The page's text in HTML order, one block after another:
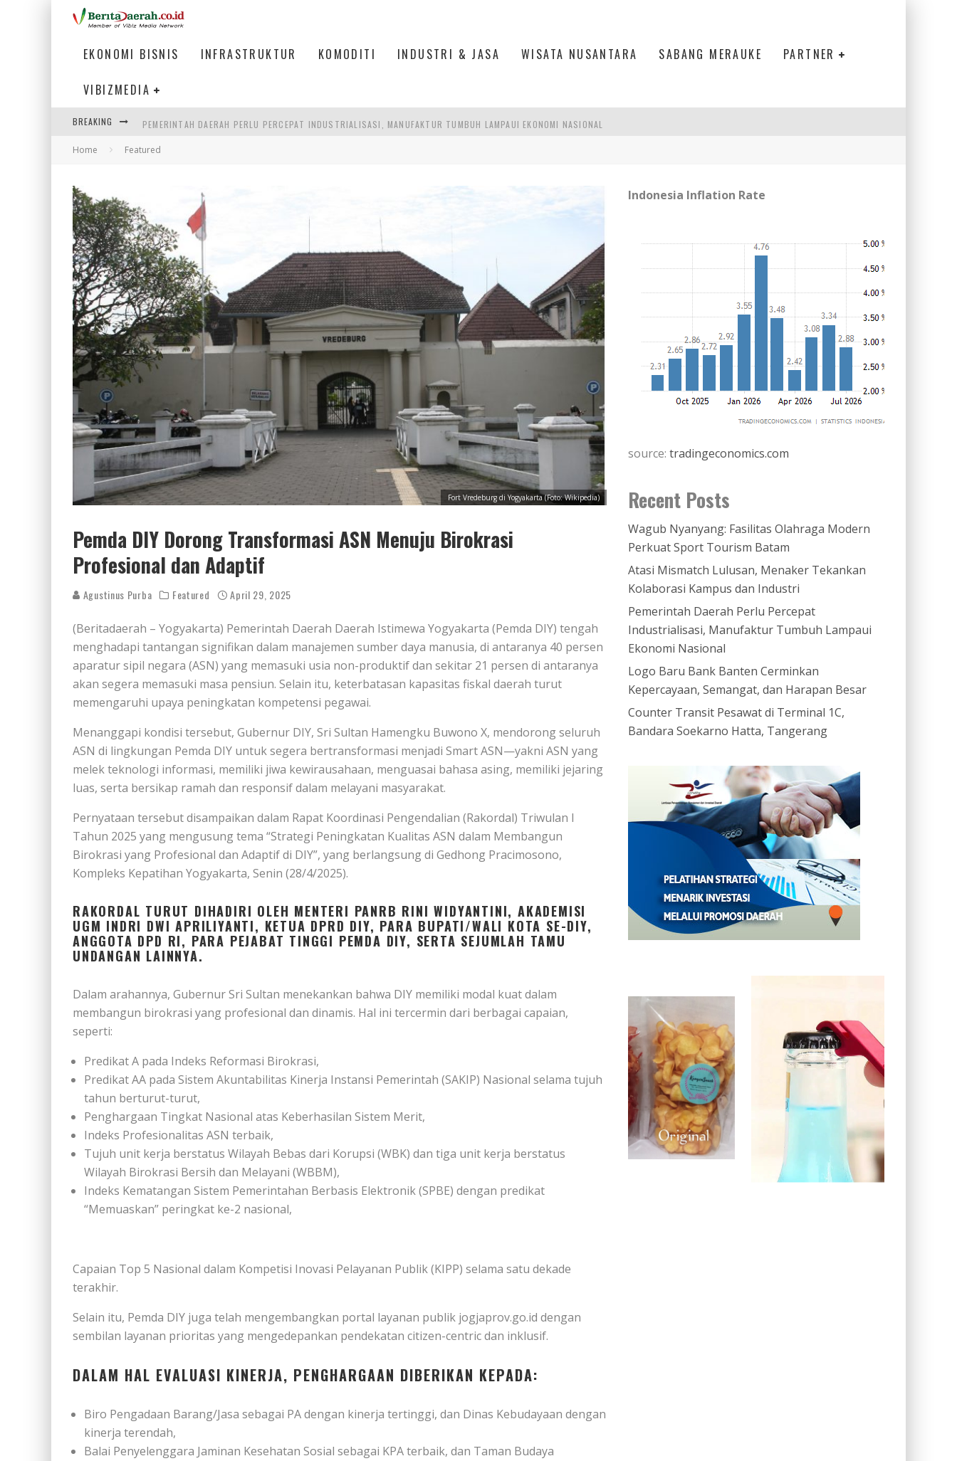
EKONOMI BISNIS INFRASTRUKTUR KOMODITI INDUSTRI & JASA WISATA NUSANTARA SABANG MERAUKE PARTNER
VIBIZMEDIA
BREAKING PEMERINTAH DAERAH PERLU PERCEPAT INDUSTRIALISASI, MANUFAKTUR TUMBUH LAMPAUI EKONOMI NASIONAL
LOGO BARU BANK BANTEN CERMINKAN KEPERCAYAAN, SEMANGAT, DAN HARAPAN BESAR
ATASI MISMATCH LULUSAN, MENAKER TEKANKAN KOLABORASI KAMPUS DAN INDUSTRI
Home Featured
Fort Vredeburg di Yogyakarta (Foto: Wikipedia)
Pemda DIY Dorong Transformasi ASN Menuju Birokrasi
Profesional dan Adaptif
Agustinus Purba Featured April 29, 2025
(Beritadaerah – Yogyakarta) Pemerintah Daerah Daerah Istimewa Yogyakarta (Pemda DIY) tengah
menghadapi tantangan signifikan dalam manajemen sumber daya manusia, di antaranya 40 persen
aparatur sipil negara (ASN) yang memasuki usia non-produktif dan sekitar 21 persen di antaranya
akan segera memasuki masa pensiun. Selain itu, keterbatasan kapasitas fiskal daerah turut
memengaruhi upaya peningkatan kompetensi pegawai.
Menanggapi kondisi tersebut, Gubernur DIY, Sri Sultan Hamengku Buwono X, mendorong seluruh
ASN di lingkungan Pemda DIY untuk segera bertransformasi menjadi Smart ASN—yakni ASN yang
melek teknologi informasi, memiliki jiwa kewirausahaan, menguasai bahasa asing, memiliki jejaring
luas, serta bersikap ramah dan responsif dalam melayani masyarakat.
Pernyataan tersebut disampaikan dalam Rapat Koordinasi Pengendalian (Rakordal) Triwulan I
Tahun 2025 yang mengusung tema “Strategi Peningkatan Kualitas ASN dalam Membangun
Birokrasi yang Profesional dan Adaptif di DIY”, yang berlangsung di Gedhong Pracimosono,
Kompleks Kepatihan Yogyakarta, Senin (28/4/2025).
RAKORDAL TURUT DIHADIRI OLEH MENTERI PANRB RINI WIDYANTINI, AKADEMISI
UGM INDRI DWI APRILIYANTI, KETUA DPRD DIY, PARA BUPATI/WALI KOTA SE-DIY,
ANGGOTA DPD RI, PARA PEJABAT TINGGI PEMDA DIY, SERTA SEJUMLAH TAMU
UNDANGAN LAINNYA.
Dalam arahannya, Gubernur Sri Sultan menekankan bahwa DIY memiliki modal kuat dalam
membangun birokrasi yang profesional dan dinamis. Hal ini tercermin dari berbagai capaian,
seperti:
Predikat A pada Indeks Reformasi Birokrasi,
Predikat AA pada Sistem Akuntabilitas Kinerja Instansi Pemerintah (SAKIP) Nasional selama tujuh
tahun berturut-turut,
Penghargaan Tingkat Nasional atas Keberhasilan Sistem Merit,
Indeks Profesionalitas ASN terbaik,
Tujuh unit kerja berstatus Wilayah Bebas dari Korupsi (WBK) dan tiga unit kerja berstatus
Wilayah Birokrasi Bersih dan Melayani (WBBM),
Indeks Kematangan Sistem Pemerintahan Berbasis Elektronik (SPBE) dengan predikat
“Memuaskan” peringkat ke-2 nasional,
Capaian Top 5 Nasional dalam Kompetisi Inovasi Pelayanan Publik (KIPP) selama satu dekade
terakhir.
Selain itu, Pemda DIY juga telah mengembangkan portal layanan publik jogjaprov.go.id dengan
sembilan layanan prioritas yang mengedepankan pendekatan citizen-centric dan inklusif.
DALAM HAL EVALUASI KINERJA, PENGHARGAAN DIBERIKAN KEPADA:
Biro Pengadaan Barang/Jasa sebagai PA dengan kinerja tertinggi, dan Dinas Kebudayaan dengan
kinerja terendah,
Balai Penyelenggara Jaminan Kesehatan Sosial sebagai KPA terbaik, dan Taman Budaya
Indonesia Inflation Rate
source: tradingeconomics.com
Recent Posts
Wagub Nyanyang: Fasilitas Olahraga Modern
Perkuat Sport Tourism Batam
Atasi Mismatch Lulusan, Menaker Tekankan
Kolaborasi Kampus dan Industri
Pemerintah Daerah Perlu Percepat
Industrialisasi, Manufaktur Tumbuh Lampaui
Ekonomi Nasional
Logo Baru Bank Banten Cerminkan
Kepercayaan, Semangat, dan Harapan Besar
Counter Transit Pesawat di Terminal 1C,
Bandara Soekarno Hatta, Tangerang